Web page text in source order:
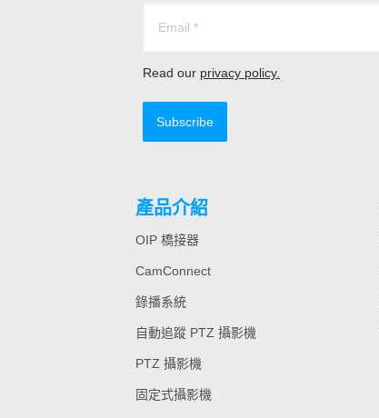
Read our privacy policy.
Subscribe
產品介紹
OIP 橋接器
CamConnect
錄播系統
自動追蹤 PTZ 攝影機
PTZ 攝影機
固定式攝影機